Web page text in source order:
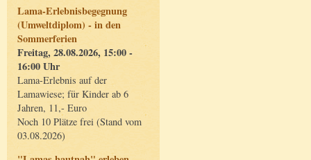
Lama-Erlebnisbegegnung
(Umweltdiplom) - in den
Sommerferien
Freitag, 28.08.2026, 15:00 -
16:00 Uhr
Lama-Erlebnis auf der
Lamawiese; für Kinder ab 6
Jahren, 11,- Euro
Noch 10 Plätze frei (Stand vom
03.08.2026)